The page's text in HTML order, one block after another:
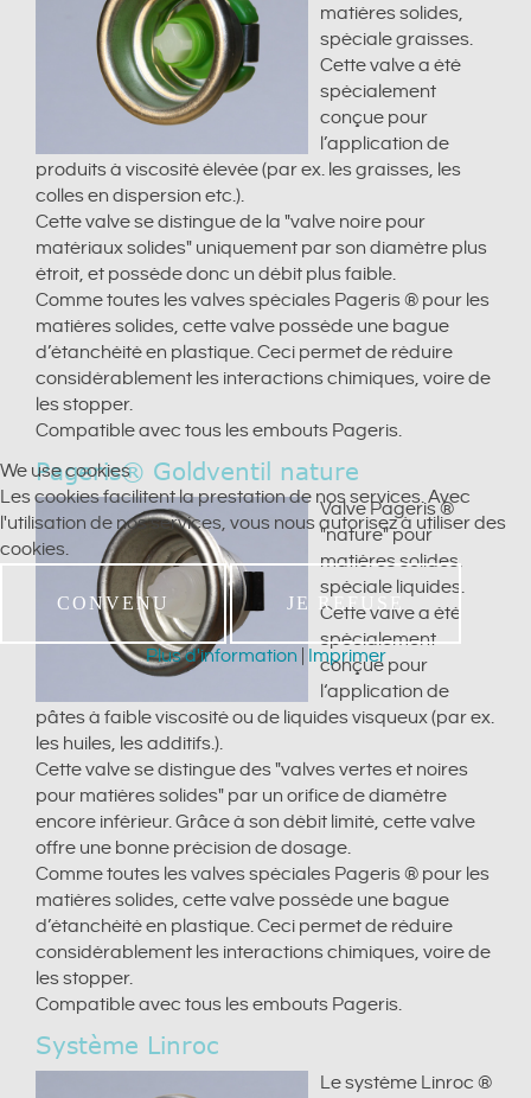
matières solides,
spéciale graisses.
Cette valve a été
spécialement
conçue pour
l’application de
produits à viscosité élevée (par ex. les graisses, les
colles en dispersion etc.).
Cette valve se distingue de la "valve noire pour
matériaux solides" uniquement par son diamètre plus
étroit, et possède donc un débit plus faible.
Comme toutes les valves spéciales Pageris ® pour les
matières solides, cette valve possède une bague
d’étanchéité en plastique. Ceci permet de réduire
considérablement les interactions chimiques, voire de
les stopper.
Compatible avec tous les embouts Pageris.
Pageris® Goldventil nature
Valve Pageris ®
"nature" pour
matières solides,
spéciale liquides.
Cette valve a été
spécialement
conçue pour
l‘application de
pâtes à faible viscosité ou de liquides visqueux (par ex.
les huiles, les additifs.).
Cette valve se distingue des "valves vertes et noires
pour matières solides" par un orifice de diamètre
encore inférieur. Grâce à son débit limité, cette valve
offre une bonne précision de dosage.
Comme toutes les valves spéciales Pageris ® pour les
matières solides, cette valve possède une bague
d’étanchéité en plastique. Ceci permet de réduire
considérablement les interactions chimiques, voire de
les stopper.
Compatible avec tous les embouts Pageris.
Système Linroc
Le système Linroc ®
We use cookies
Les cookies facilitent la prestation de nos services. Avec
l'utilisation de nos services, vous nous autorisez à utiliser des
cookies.
CONVENU JE REFUSE
Plus d'information Imprimer